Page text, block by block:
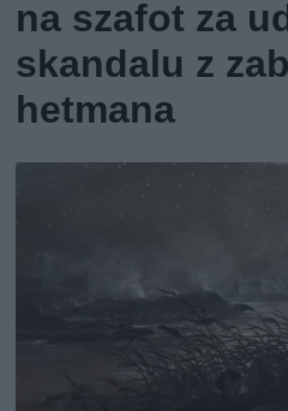
na szafot za
skandalu z
hetmana